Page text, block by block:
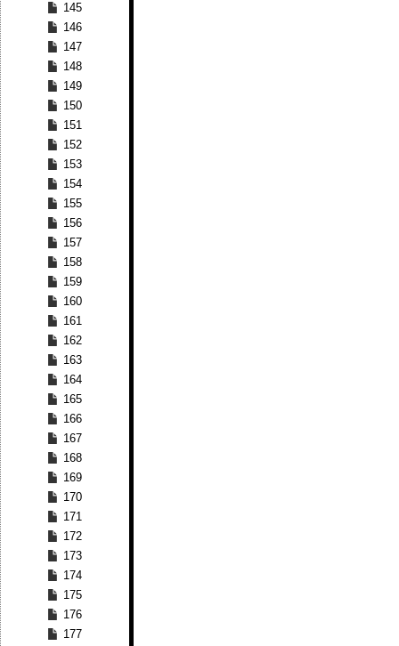
145
146
147
148
149
150
151
152
153
154
155
156
157
158
159
160
161
162
163
164
165
166
167
168
169
170
171
172
173
174
175
176
177